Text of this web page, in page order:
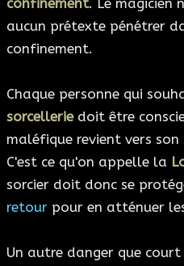
confinement. Le magicien
aucun prétexte pénétrer
confinement.
Chaque personne qui
sorcelleriedoit être
maléfique revient vers
C'est ce qu'on appelle la
sorcier doit donc se
retour pour en atténuer
Un autre danger que